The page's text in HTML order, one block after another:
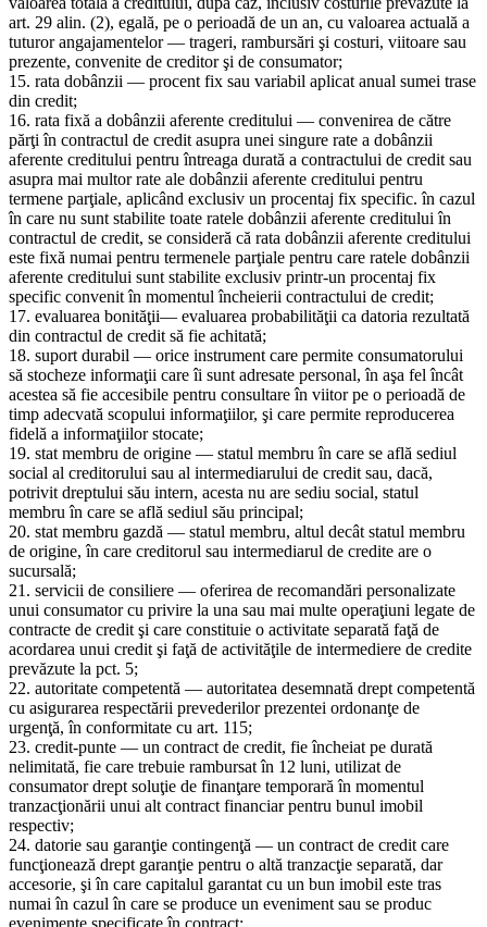
art. 29 alin. (2), egală, pe o perioadă de un an, cu valoarea actuală a
tuturor angajamentelor — trageri, rambursări şi costuri, viitoare sau
prezente, convenite de creditor şi de consumator;
15. rata dobânzii — procent fix sau variabil aplicat anual sumei trase
din credit;
16. rata fixă a dobânzii aferente creditului — convenirea de către
părţi în contractul de credit asupra unei singure rate a dobânzii
aferente creditului pentru întreaga durată a contractului de credit sau
asupra mai multor rate ale dobânzii aferente creditului pentru
termene parţiale, aplicând exclusiv un procentaj fix specific. în cazul
în care nu sunt stabilite toate ratele dobânzii aferente creditului în
contractul de credit, se consideră că rata dobânzii aferente creditului
este fixă numai pentru termenele parţiale pentru care ratele dobânzii
aferente creditului sunt stabilite exclusiv printr-un procentaj fix
specific convenit în momentul încheierii contractului de credit;
17. evaluarea bonităţii— evaluarea probabilităţii ca datoria rezultată
din contractul de credit să fie achitată;
18. suport durabil — orice instrument care permite consumatorului
să stocheze informaţii care îi sunt adresate personal, în aşa fel încât
acestea să fie accesibile pentru consultare în viitor pe o perioadă de
timp adecvată scopului informaţiilor, şi care permite reproducerea
fidelă a informaţiilor stocate;
19. stat membru de origine — statul membru în care se află sediul
social al creditorului sau al intermediarului de credit sau, dacă,
potrivit dreptului său intern, acesta nu are sediu social, statul
membru în care se află sediul său principal;
20. stat membru gazdă — statul membru, altul decât statul membru
de origine, în care creditorul sau intermediarul de credite are o
sucursală;
21. servicii de consiliere — oferirea de recomandări personalizate
unui consumator cu privire la una sau mai multe operaţiuni legate de
contracte de credit şi care constituie o activitate separată faţă de
acordarea unui credit şi faţă de activităţile de intermediere de credite
prevăzute la pct. 5;
22. autoritate competentă — autoritatea desemnată drept competentă
cu asigurarea respectării prevederilor prezentei ordonanţe de
urgenţă, în conformitate cu art. 115;
23. credit-punte — un contract de credit, fie încheiat pe durată
nelimitată, fie care trebuie rambursat în 12 luni, utilizat de
consumator drept soluţie de finanţare temporară în momentul
tranzacţionării unui alt contract financiar pentru bunul imobil
respectiv;
24. datorie sau garanţie contingenţă — un contract de credit care
funcţionează drept garanţie pentru o altă tranzacţie separată, dar
accesorie, şi în care capitalul garantat cu un bun imobil este tras
numai în cazul în care se produce un eveniment sau se produc